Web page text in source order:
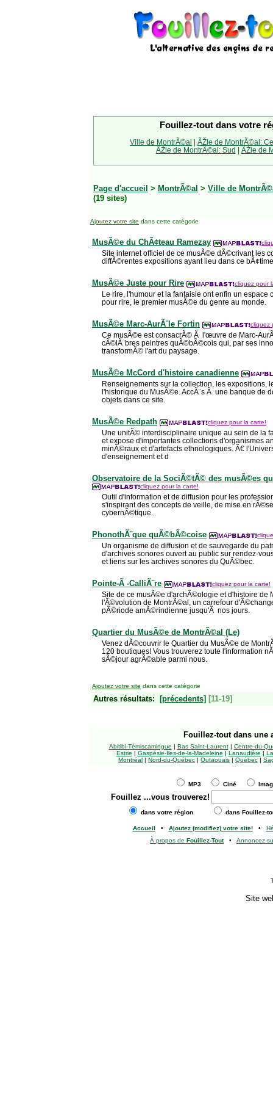
Fouillez-tout dans votre
Ville de MontrÃ©al | ÃŽle de MontrÃ©al:
ÃŽle de MontrÃ©al: Sud | ÃŽle de
Page d'accueil > MontrÃ©al > Ville de
(19 sites)
Ajoutez votre site dans cette catégorie
MusÃ©e du ChÃ¢teau Ramezay
Site internet officiel de ce musÃ©e dÃ©crivant les
diffÃ©rentes expositions ayant lieu dans ce
MusÃ©e Juste pour Rire cliquez pour
Le rire, l'humour et la fantaisie ont enfin un
pour rire, le premier musÃ©e du genre au monde.
MusÃ©e Marc-AurÃ¨le Fortin cliquez
Ce musÃ©e est consacrÃ© Ã l'œuvre de Marc-
cÃ©lÃ¨bres peintres quÃ©bÃ©cois qui, par ses
transformÃ© l'art du paysage.
MusÃ©e McCord d'histoire canadienne
Renseignements sur la collection, les expositions,
l'historique du MusÃ©e. AccÃ¨s Ã une banque de
objets dans ce site.
MusÃ©e Redpath cliquez pour la carte!
Une unitÃ© interdisciplinaire unique au sein de la
et expose d'importantes collections d'organismes
minÃ©raux et d'artefacts ethnologiques. Ã€
d'enseignement et d
Observatoire de la SociÃ©tÃ© des musÃ©es
cliquez pour la carte!
Outil d'information et de diffusion pour les
s'inspirant des concepts de veille, de mise en
cybernÃ©tique.
PhonothÃ¨que quÃ©bÃ©coise
Un organisme de diffusion et de sauvegarde du
d'archives sonores ouvert au public sur rendez-
et liens sur les archives sonores du QuÃ©bec.
Pointe-Ã -CalliÃ¨re cliquez pour la carte!
Site de ce musÃ©e d'archÃ©ologie et d'histoire de
l'Ã©volution de MontrÃ©al, un carrefour
pÃ©riode amÃ©rindienne jusqu'Ã nos jours.
Quartier du MusÃ©e de MontrÃ©al (Le)
Venez dÃ©couvrir le Quartier du MusÃ©e de
120 boutiques! Vous trouverez toute l'information
sÃ©jour agrÃ©able parmi nous.
Ajoutez votre site dans cette catégorie
Autres résultats: [précedents] [11-19]
Fouillez-tout dans une
Abitibi-Témiscamingue | Bas Saint-Laurent| Centre-du-
Estrie | Gaspésie-Îles-de-la-Madeleine | Lanaudière |
Montréal | Nord-du-Québec | Outaouais | Québec |
MP3 Ciné
Fouillez ...vous trouverez!
dans votre région dans Fouillez-
Accueil • Ajoutez (modifiez) votre site!•
À propos de Fouillez-Tout• Annoncez
Site